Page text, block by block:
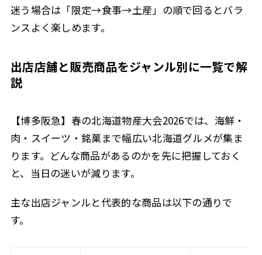
迷う場合は「限定→食事→土産」の順で回るとバラ
ンスよく楽しめます。
出店店舗と販売商品をジャンル別に一覧で解
説
【博多阪急】春の北海道物産大会2026では、海鮮・
肉・スイーツ・銘菓まで幅広い北海道グルメが集ま
ります。どんな商品があるのかを先に把握しておく
と、当日の迷いが減ります。
主な出店ジャンルと代表的な商品は以下の通りで
す。